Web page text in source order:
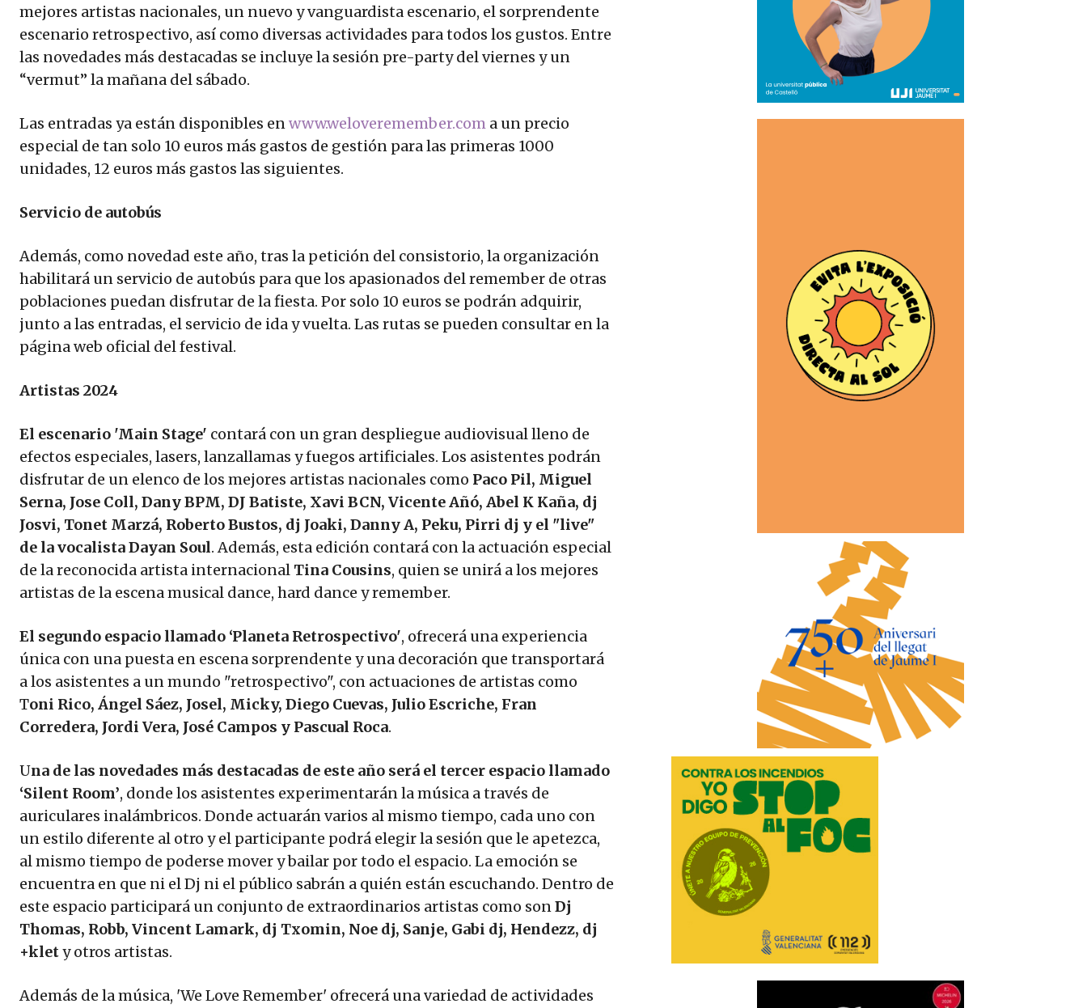
mejores artistas nacionales, un nuevo y vanguardista escenario, el sorprendente
escenario retrospectivo, así como diversas actividades para todos los gustos. Entre
las novedades más destacadas se incluye la sesión pre-party del viernes y un
“vermut” la mañana del sábado.
Las entradas ya están disponibles enwww.weloveremember.com a un precio
especial de tan solo 10 euros más gastos de gestión para las primeras 1000
unidades, 12 euros más gastos las siguientes.
Servicio de autobús
Además, como novedad este año, tras la petición del consistorio, la organización
habilitará un servicio de autobús para que los apasionados del remember de otras
poblaciones puedan disfrutar de la fiesta. Por solo 10 euros se podrán adquirir,
junto a las entradas, el servicio de ida y vuelta. Las rutas se pueden consultar en la
página web oficial del festival.
Artistas 2024
El escenario 'Main Stage' contará con un gran despliegue audiovisual lleno de
efectos especiales, lasers, lanzallamas y fuegos artificiales. Los asistentes podrán
disfrutar de un elenco de los mejores artistas nacionales como Paco Pil, Miguel
Serna, Jose Coll, Dany BPM, DJ Batiste, Xavi BCN, Vicente Añó, Abel K Kaña, dj
Josvi, Tonet Marzá, Roberto Bustos, dj Joaki, Danny A, Peku, Pirri dj y el "live"
de la vocalista Dayan Soul. Además, esta edición contará con la actuación especial
de la reconocida artista internacional Tina Cousins, quien se unirá a los mejores
artistas de la escena musical dance, hard dance y remember.
El segundo espacio llamado ‘Planeta Retrospectivo', ofrecerá una experiencia
única con una puesta en escena sorprendente y una decoración que transportará
a los asistentes a un mundo "retrospectivo", con actuaciones de artistas como
Toni Rico, Ángel Sáez, Josel, Micky, Diego Cuevas, Julio Escriche, Fran
Corredera, Jordi Vera, José Campos y Pascual Roca.
Una de las novedades más destacadas de este año será el tercer espacio llamado
‘Silent Room’, donde los asistentes experimentarán la música a través de
auriculares inalámbricos. Donde actuarán varios al mismo tiempo, cada uno con
un estilo diferente al otro y el participante podrá elegir la sesión que le apetezca,
al mismo tiempo de poderse mover y bailar por todo el espacio. La emoción se
encuentra en que ni el Dj ni el público sabrán a quién están escuchando. Dentro de
este espacio participará un conjunto de extraordinarios artistas como sonDj
Thomas, Robb, Vincent Lamark, dj Txomin, Noe dj, Sanje, Gabi dj, Hendezz, dj
+klety otros artistas.
Además de la música, 'We Love Remember' ofrecerá una variedad de actividades